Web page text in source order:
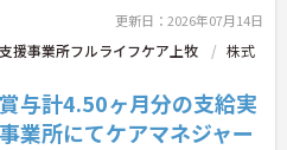
更新日：2026年07月14日
援事業所フルライフケア上牧
株式
与計4.50ヶ月分の支給実
業所にてケアマネジャー